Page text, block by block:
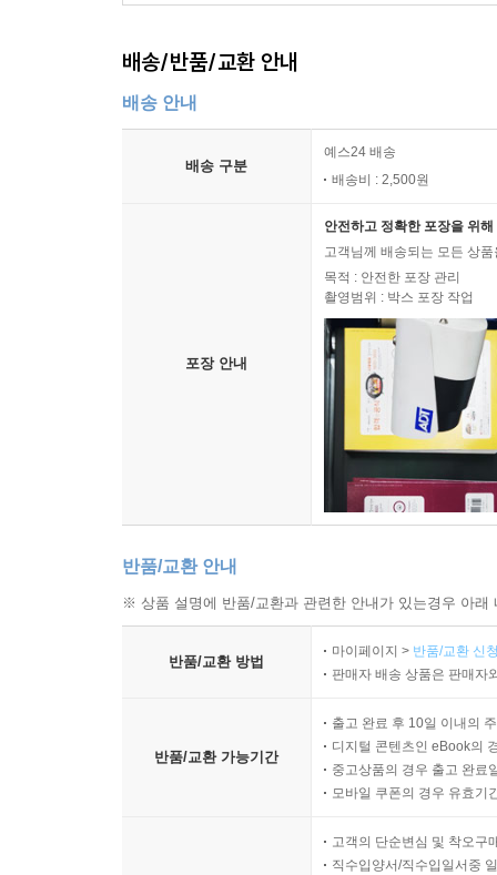
배송/반품/교환 안내
배송 안내
배송 구분
예스24 배송
배송비 : 2,500원
포장 안내
안전하고 정확한 포장을 위
고객님께 배송되는 모든 상
목적 : 안전한 포장 관리
촬영범위 : 박스 포장 작업
반품/교환 안내
※ 상품 설명에 반품/교환과 관련한 안내가 있는경우 아
반품/교환 방법
마이페이지 > 반품/교환 신
판매자 배송 상품은 판매자
반품/교환 가능기간
출고 완료 후 10일 이내의
디지털 콘텐츠인 eBook의
중고상품의 경우 출고 완료
모바일 쿠폰의 경우 유효기
고객의 단순변심 및 착오구
직수입양서/직수입일서중